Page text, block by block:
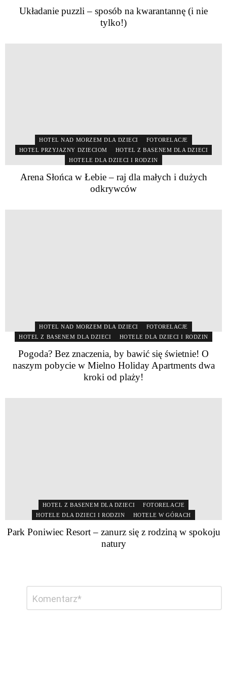
Układanie puzzli – sposób na kwarantannę (i nie
tylko!)
HOTEL NAD MORZEM DLA DZIECI
FOTORELACJE
HOTEL PRZYJAZNY DZIECIOM
HOTEL Z BASENEM DLA DZIECI
HOTELE DLA DZIECI I RODZIN
Arena Słońca w Łebie – raj dla małych i dużych
odkrywców
HOTEL NAD MORZEM DLA DZIECI
FOTORELACJE
HOTEL Z BASENEM DLA DZIECI
HOTELE DLA DZIECI I RODZIN
Pogoda? Bez znaczenia, by bawić się świetnie! O
naszym pobycie w Mielno Holiday Apartments dwa
kroki od plaży!
HOTEL Z BASENEM DLA DZIECI
FOTORELACJE
HOTELE DLA DZIECI I RODZIN
HOTELE W GÓRACH
Park Poniwiec Resort – zanurz się z rodziną w spokoju
natury
komentarz